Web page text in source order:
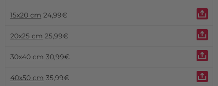
15x20 cm 24,99€
20x25 cm 25,99€
30x40 cm 30,99€
40x50 cm 35,99€